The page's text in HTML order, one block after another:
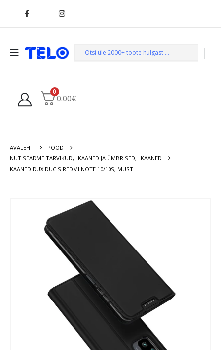
0
0.00€
AVALEHT
POOD
NUTISEADME TARVIKUD, KAANED JA ÜMBRISED,
KAANED
KAANED DUX DUCIS REDMI NOTE 10/10S, MUST